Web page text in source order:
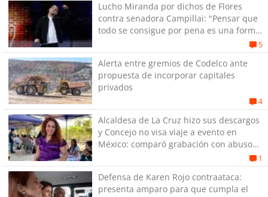
Lucho Miranda por dichos de Flores
contra senadora Campillai: "Pensar que
todo se consigue por pena es una forma
5
Alerta entre gremios de Codelco ante
propuesta de incorporar capitales
privados
4
Alcaldesa de La Cruz hizo sus descargos
y Concejo no visa viaje a evento en
México: comparó grabación con abuso
1
Defensa de Karen Rojo contraataca:
presenta amparo para que cumpla el